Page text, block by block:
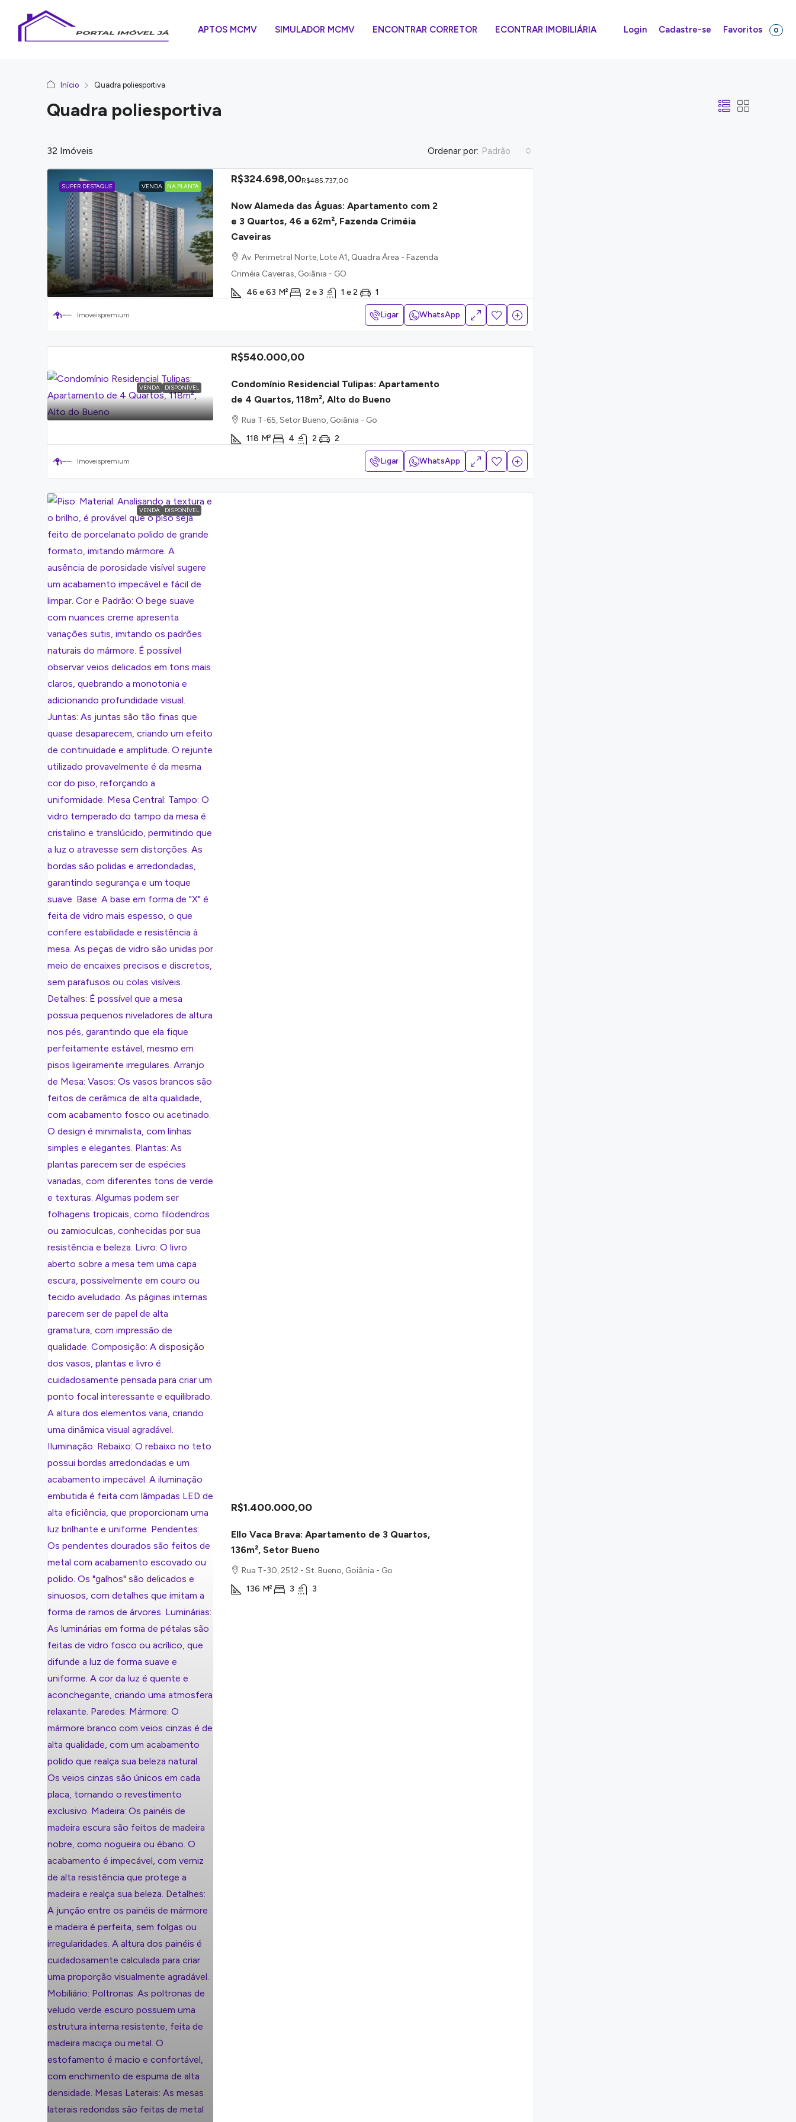
APTOS MCMV SIMULADOR MCMV ENCONTRAR CORRETOR ECONTRAR IMOBILIÁRIA Login Cadastre-se Favoritos 0
Início Quadra poliesportiva
Quadra poliesportiva
32 Imóveis Ordenar por: Padrão
SUPER DESTAQUE VENDA NA PLANTA
R$324.698,00R$485.737,00
Now Alameda das Águas: Apartamento com 2
e 3 Quartos, 46 a 62m², Fazenda Criméia
Caveiras
Av. Perimetral Norte, Lote A1, Quadra Área - Fazenda
Criméia Caveiras, Goiânia - GO
46 e 63 M² 2 e 3 1 e 2 1
Imoveispremium Ligar WhatsApp
VENDA DISPONÍVEL
R$540.000,00
Condomínio Residencial Tulipas: Apartamento
de 4 Quartos, 118m², Alto do Bueno
Rua T-65, Setor Bueno, Goiânia - Go
118 M² 4 2 2
Imoveispremium Ligar WhatsApp
VENDA DISPONÍVEL
R$1.400.000,00
Ello Vaca Brava: Apartamento de 3 Quartos,
136m², Setor Bueno
Rua T-30, 2512 - St. Bueno, Goiânia - Go
136 M² 3 3